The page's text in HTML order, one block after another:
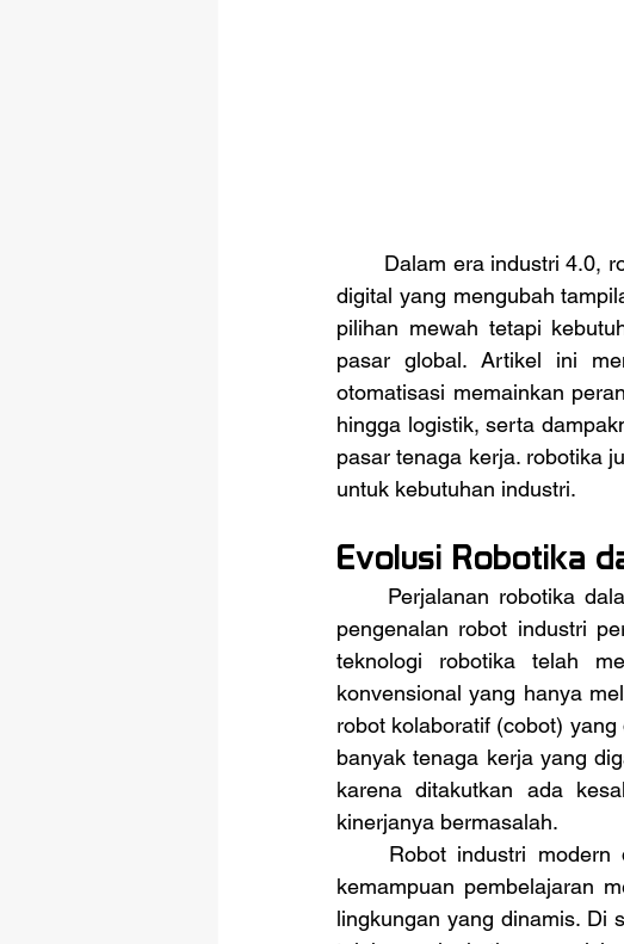
Dalam era industri
digital yang mengubah
pilihan mewah tetapi
pasar global. Artikel ini
otomatisasi memainkan
hingga logistik, serta
pasar tenaga kerja. robotika
untuk kebutuhan industri.
Evolusi Robotika
pengenalan robot industri
teknologi robotika telah
konvensional yang hanya
robot kolaboratif (cobot)
banyak tenaga kerja yang
karena ditakutkan ada
kinerjanya bermasalah.
kemampuan pembelajaran
lingkungan yang dinamis. Di